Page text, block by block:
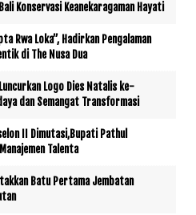
Konservasi Keanekaragaman Hayati
Rwa Loka”, Hadirkan Pengalaman
di The Nusa Dua
Logo Dies Natalis ke-
dan Semangat Transformasi
II Dimutasi,Bupati Pathul
Talenta
Batu Pertama Jembatan